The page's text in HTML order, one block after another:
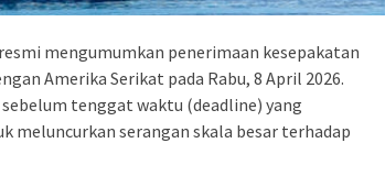
mengumumkan penerimaan kesepakatan
Amerika Serikat pada Rabu, 8 April 2026.
tenggat waktu (deadline) yang
meluncurkan serangan skala besar terhadap